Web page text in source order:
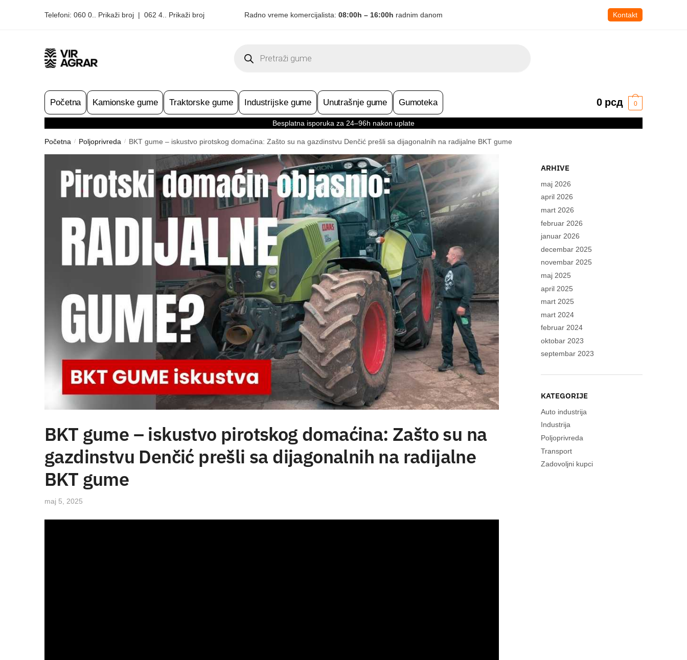
Telefoni: 060 0.. Prikaži broj | 062 4.. Prikaži broj Radno vreme komercijalista: 08:00h – 16:00h radnim danom Kontakt
search
Početna Kamionske gume Traktorske gume Industrijske gume Unutrašnje gume Gumoteka 0 рсд 0
Besplatna isporuka za 24–96h nakon uplate
Početna / Poljoprivreda / BKT gume – iskustvo pirotskog domaćina: Zašto su na gazdinstvu Denčić prešli sa dijagonalnih na radijalne BKT gume
BKT gume – iskustvo pirotskog domaćina: Zašto su na
gazdinstvu Denčić prešli sa dijagonalnih na radijalne
BKT gume
maj 5, 2025
ARHIVE
maj 2026
april 2026
mart 2026
februar 2026
januar 2026
decembar 2025
novembar 2025
maj 2025
april 2025
mart 2025
mart 2024
februar 2024
oktobar 2023
septembar 2023
KATEGORIJE
Auto industrija
Industrija
Poljoprivreda
Transport
Zadovoljni kupci